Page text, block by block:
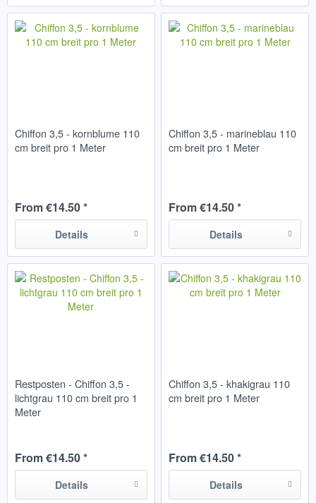
Chiffon 3,5 - kornblume 110
cm breit pro 1 Meter
From €14.50 *
Details
Chiffon 3,5 - marineblau 110
cm breit pro 1 Meter
From €14.50 *
Details
Restposten - Chiffon 3,5 -
lichtgrau 110 cm breit pro 1
Meter
From €14.50 *
Details
Chiffon 3,5 - khakigrau 110
cm breit pro 1 Meter
From €14.50 *
Details